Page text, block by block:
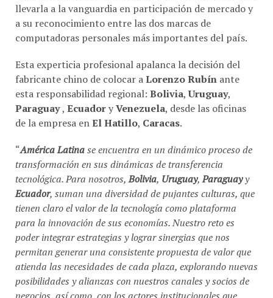
a su reconocimiento entre las dos marcas de
computadoras personales más importantes del país.
fabricante chino de colocar aLorenzo Rubínante
esta responsabilidad regional:Bolivia,Uruguay,
Paraguay,Ecuador yVenezuela, desde las oficinas
de la empresa enEl Hatillo,Caracas.
transformación en sus dinámicas de transferencia
tecnológica. Para nosotros,Bolivia,Uruguay,Paraguay
Ecuador, suman una diversidad de pujantes culturas, que
tienen claro el valor de la tecnología como plataforma
para la innovación de sus economías. Nuestro reto es
poder integrar estrategias y lograr sinergias que nos
permitan generar una consistente propuesta de valor que
atienda las necesidades de cada plaza, explorando nuevas
posibilidades y alianzas con nuestros canales y socios de
negocios, así como, con los actores institucionales que